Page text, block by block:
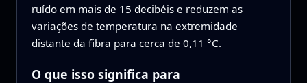
ruído em mais de 15 decibéis e reduzem as
variações de temperatura na extremidade
distante da fibra para cerca de 0,11 °C.
O que isso significa para